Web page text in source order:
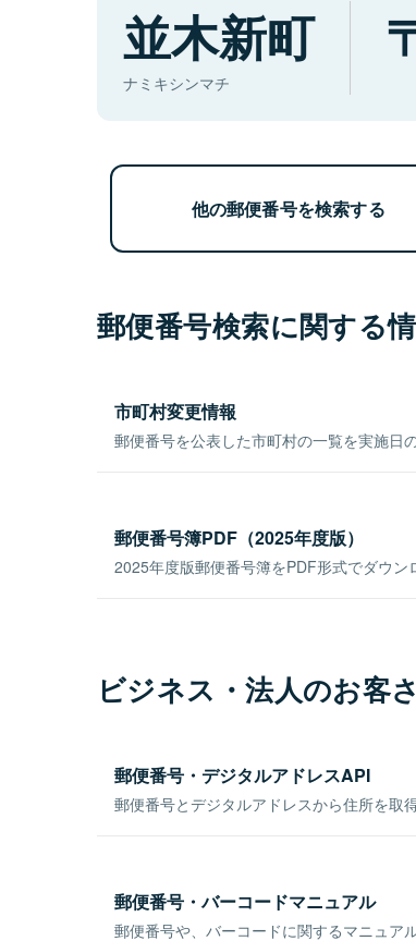
並木新町
ナミキシンマチ
他の郵便番号を検索する
郵便番号検索に関する
市町村変更情報
郵便番号を公表した市町村の一覧を実施日
郵便番号簿PDF（2025年度版）
2025年度版郵便番号簿をPDF形式でダウン
ビジネス・法人のお客
郵便番号・デジタルアドレスAPI
郵便番号とデジタルアドレスから住所を取
郵便番号・バーコードマニュアル
郵便番号や、バーコードに関するマニュア